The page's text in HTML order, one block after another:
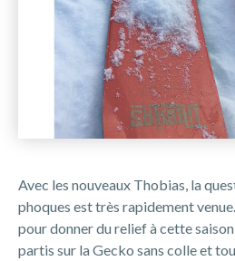
Avec les nouveaux Thobias, la
phoques est très rapidement
pour donner du relief à cette
partis sur la Gecko sans colle et